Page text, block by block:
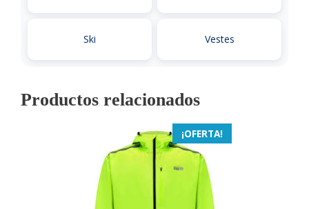
Ski Vestes
Productos relacionados
¡OFERTA!